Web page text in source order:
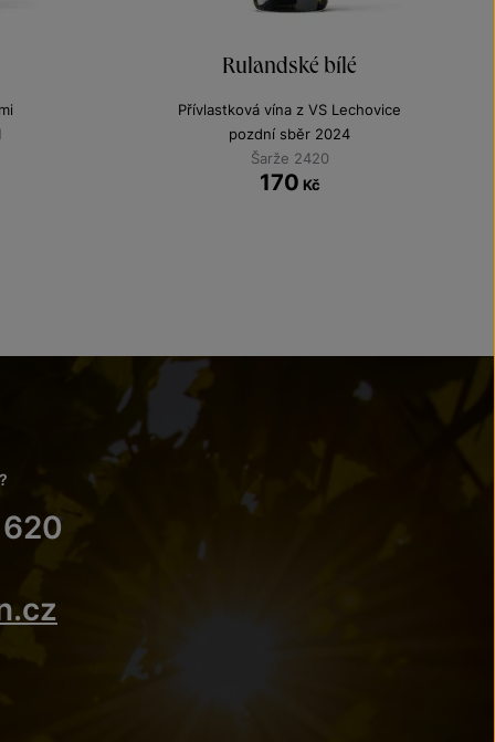
Rulandské bílé
Přívlastková vína z VS Lechovice
pozdní sběr 2024
Šarže 2420
170 Kč